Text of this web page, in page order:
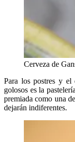
Cerveza de
Para los postres y el
golosos es la
premiada como una
dejarán indiferentes.